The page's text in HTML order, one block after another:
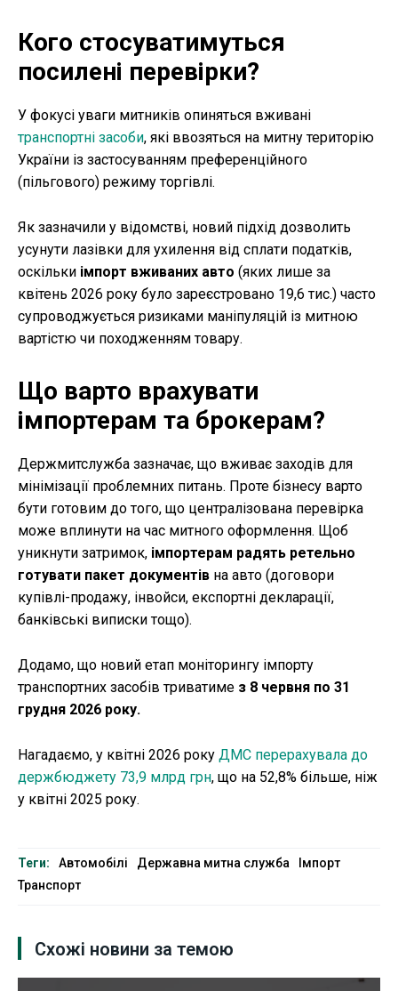
Кого стосуватимуться
посилені перевірки?
У фокусі уваги митників опиняться вживані
транспортні засоби, які ввозяться на митну територію
України із застосуванням преференційного
(пільгового) режиму торгівлі.
Як зазначили у відомстві, новий підхід дозволить
усунути лазівки для ухилення від сплати податків,
оскільки імпорт вживаних авто (яких лише за
квітень 2026 року було зареєстровано 19,6 тис.) часто
супроводжується ризиками маніпуляцій із митною
вартістю чи походженням товару.
Що варто врахувати
імпортерам та брокерам?
Держмитслужба зазначає, що вживає заходів для
мінімізації проблемних питань. Проте бізнесу варто
бути готовим до того, що централізована перевірка
може вплинути на час митного оформлення. Щоб
уникнути затримок, імпортерам радять ретельно
готувати пакет документів на авто (договори
купівлі-продажу, інвойси, експортні декларації,
банківські виписки тощо).
Додамо, що новий етап моніторингу імпорту
транспортних засобів триватиме з 8 червня по 31
грудня 2026 року.
Нагадаємо, у квітні 2026 року ДМС перерахувала до
держбюджету 73,9 млрд грн, що на 52,8% більше, ніж
у квітні 2025 року.
Теги: Автомобілі Державна митна служба
Імпорт
Транспорт
Схожі новини за темою